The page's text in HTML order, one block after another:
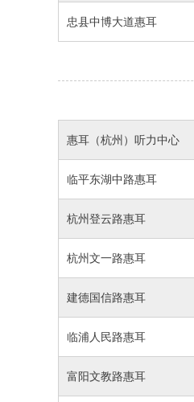
忠县中博大道惠耳
惠耳（杭州）听力中心
临平东湖中路惠耳
杭州登云路惠耳
杭州文一路惠耳
建德国信路惠耳
临浦人民路惠耳
富阳文教路惠耳